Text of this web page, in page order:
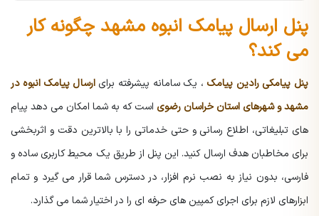
پنل ارسال پیامک انبوه مشهد چگونه کار
می کند؟
پنل پیامکی رادین پیامک ، یک سامانه پیشرفته برایارسال پیامک انبوه در
مشهد و شهرهای استان خراسان رضوی است که به شما امکان می دهد پیام
های تبلیغاتی، اطلاع رسانی و حتی خدماتی را با بالاترین دقت و اثربخشی
برای مخاطبان هدف ارسال کنید. این پنل از طریق یک محیط کاربری ساده و
فارسی، بدون نیاز به نصب نرم افزار، در دسترس شما قرار می گیرد و تمام
ابزارهای لازم برای اجرای کمپین های حرفه ای را در اختیار شما می گذارد.